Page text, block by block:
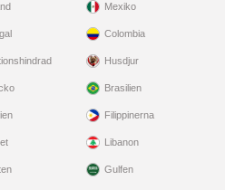
Mexiko
Colombia
Husdjur
Brasilien
Filippinerna
Libanon
Gulfen